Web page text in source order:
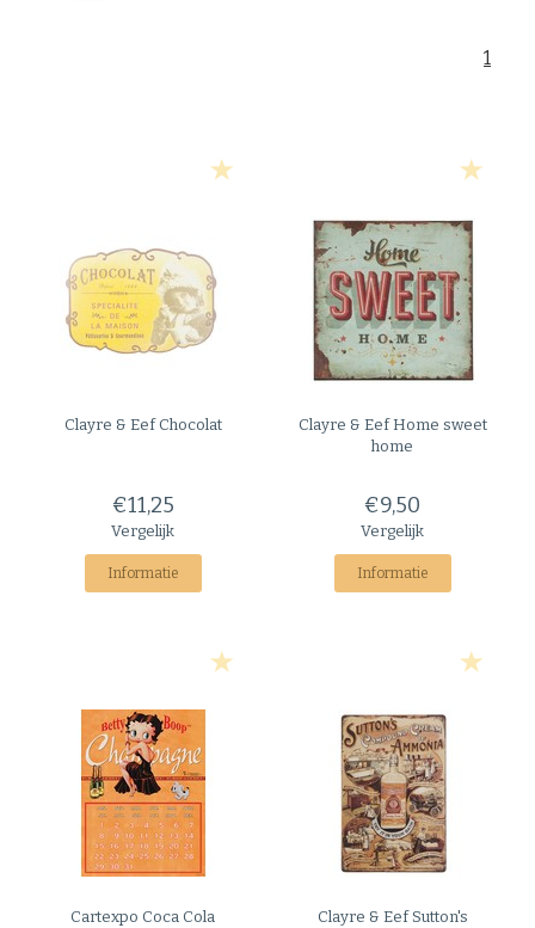
1
Clayre & EefChocolat
€11,25
Vergelijk
Informatie
Clayre & EefHome sweet
home
€9,50
Vergelijk
Informatie
Cartexpo Coca Cola
Clayre & EefSutton's